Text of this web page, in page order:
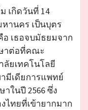
เกิดวันที่ 14
หานคร เป็นบุตร
เธอจบมัธยมจาก
าต่อที่คณะ
ยเทคโนโลยี
มีเดียการแพทย์
ในปี 2566 ซึ่ง
ไทยที่เข้ายากมาก